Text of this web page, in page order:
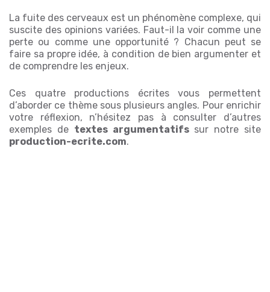
La fuite des cerveaux est un phénomène complexe, qui
suscite des opinions variées. Faut-il la voir comme une
perte ou comme une opportunité ? Chacun peut se
faire sa propre idée, à condition de bien argumenter et
de comprendre les enjeux.
Ces quatre productions écrites vous permettent
d’aborder ce thème sous plusieurs angles. Pour enrichir
votre réflexion, n’hésitez pas à consulter d’autres
exemples de textes argumentatifssur notre site
production-ecrite.com.